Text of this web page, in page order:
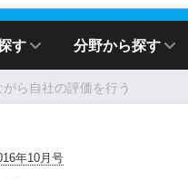
す 分野から探す
ら自社の評価を行う
年10月号